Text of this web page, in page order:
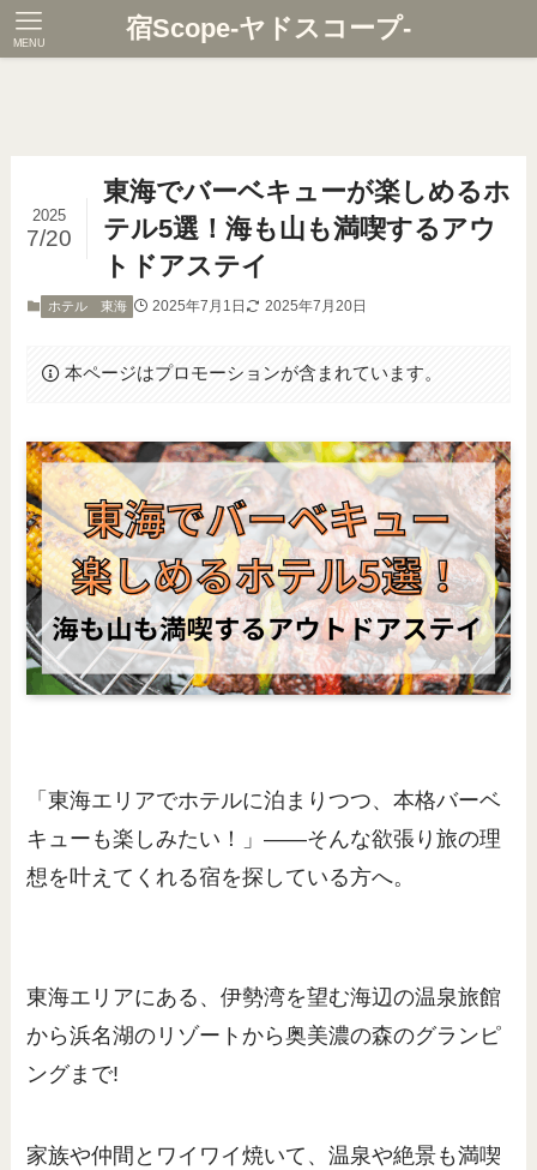
宿Scope-ヤドスコープ-
MENU
東海でバーベキューが楽しめるホ
テル5選！海も山も満喫するアウ
トドアステイ
2025
7/20
ホテル 東海 2025年7月1日 2025年7月20日
本ページはプロモーションが含まれています。
「東海エリアでホテルに泊まりつつ、本格バーベ
キューも楽しみたい！」――そんな欲張り旅の理
想を叶えてくれる宿を探している方へ。
東海エリアにある、伊勢湾を望む海辺の温泉旅館
から浜名湖のリゾートから奥美濃の森のグランピ
ングまで!
家族や仲間とワイワイ焼いて、温泉や絶景も満喫